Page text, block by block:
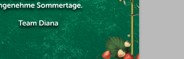
geöffnet werden?